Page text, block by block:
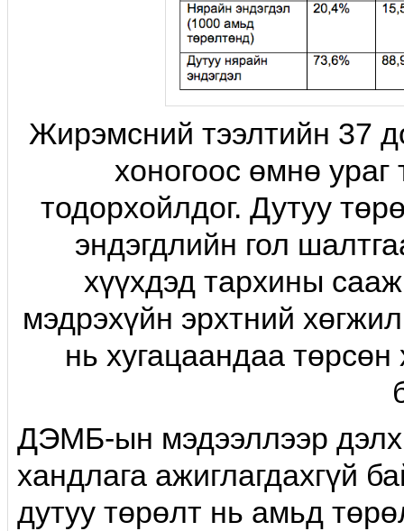
Жирэмсний тээлтийн 37
хоногоос өмнө ураг
тодорхойлдог. Дутуу
эндэгдлийн гол
хүүхдэд тархины
мэдрэхүйн эрхтний
нь хугацаандаа
ДЭМБ-ын мэдээллээр
хандлага ажиглагдахгүй
дутуу төрөлт нь амьд